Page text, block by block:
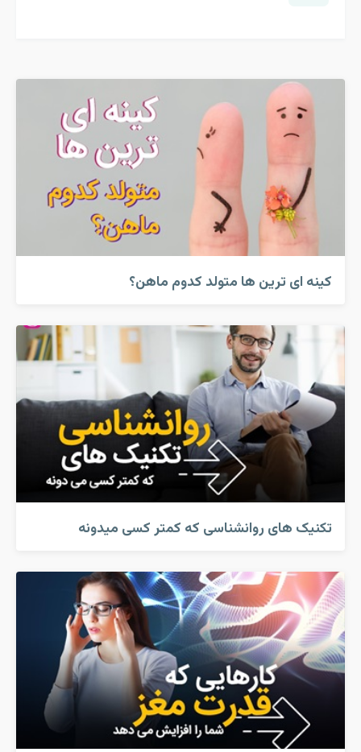
کینه ای ترین ها متولد کدوم ماهن؟
تکنیک های روانشناسی که کمتر کسی میدونه